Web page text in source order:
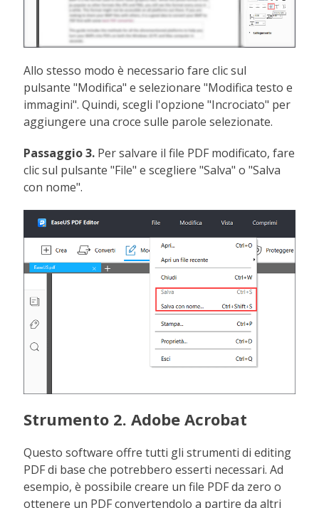
Allo stesso modo è necessario fare clic sul
pulsante "Modifica" e selezionare "Modifica testo e
immagini". Quindi, scegli l'opzione "Incrociato" per
aggiungere una croce sulle parole selezionate.
Passaggio 3. Per salvare il file PDF modificato, fare
clic sul pulsante "File" e scegliere "Salva" o "Salva
con nome".
Strumento 2. Adobe Acrobat
Questo software offre tutti gli strumenti di editing
PDF di base che potrebbero esserti necessari. Ad
esempio, è possibile creare un file PDF da zero o
ottenere un PDF convertendolo a partire da altri